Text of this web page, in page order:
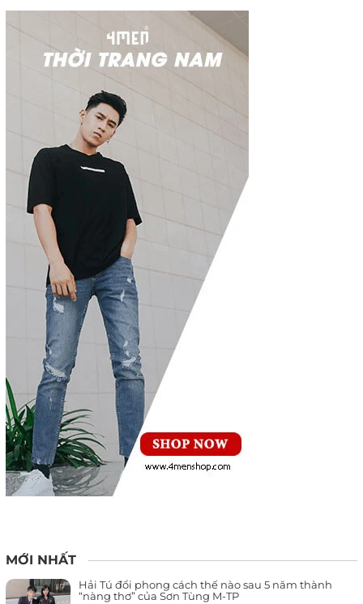
MỚI NHẤT
Hải Tú đổi phong cách thế nào sau 5 năm thành
“nàng thơ” của Sơn Tùng M-TP